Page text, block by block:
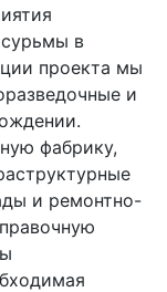
в
проекта мы
и
фабрику,
и ремонтно-